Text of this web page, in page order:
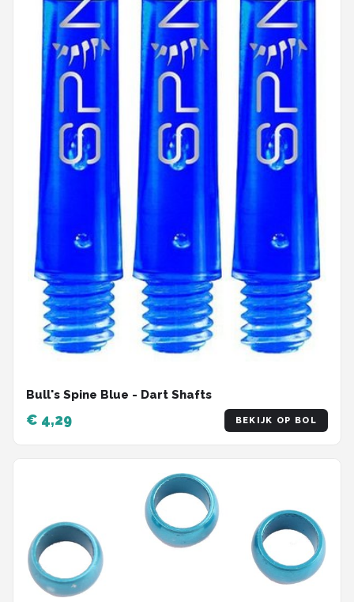
Bull's Spine Blue - Dart Shafts
€ 4,29 BEKIJK OP BOL